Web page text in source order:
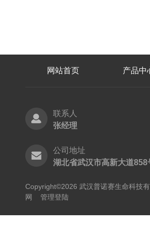
网站首页 产品中
联系人
张经理
公司地址
湖北省武汉市高新大道858
Copyright©2026 武汉普诺赛生命科技
网
管理登陆